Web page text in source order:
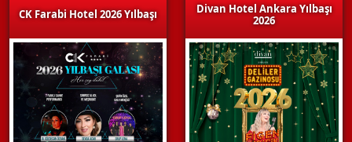
CK Farabi Hotel 2026 Yılbaşı
Divan Hotel Ankara Yılbaşı
2026